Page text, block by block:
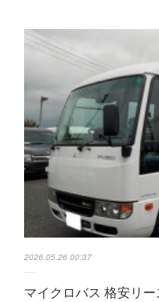
2026.05.26 00:37
マイクロバス 格安リ